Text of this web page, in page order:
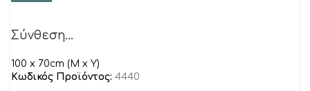
Σύνθεση…
100 x 70cm (M x Y)
Κωδικός Προϊόντος: 4440